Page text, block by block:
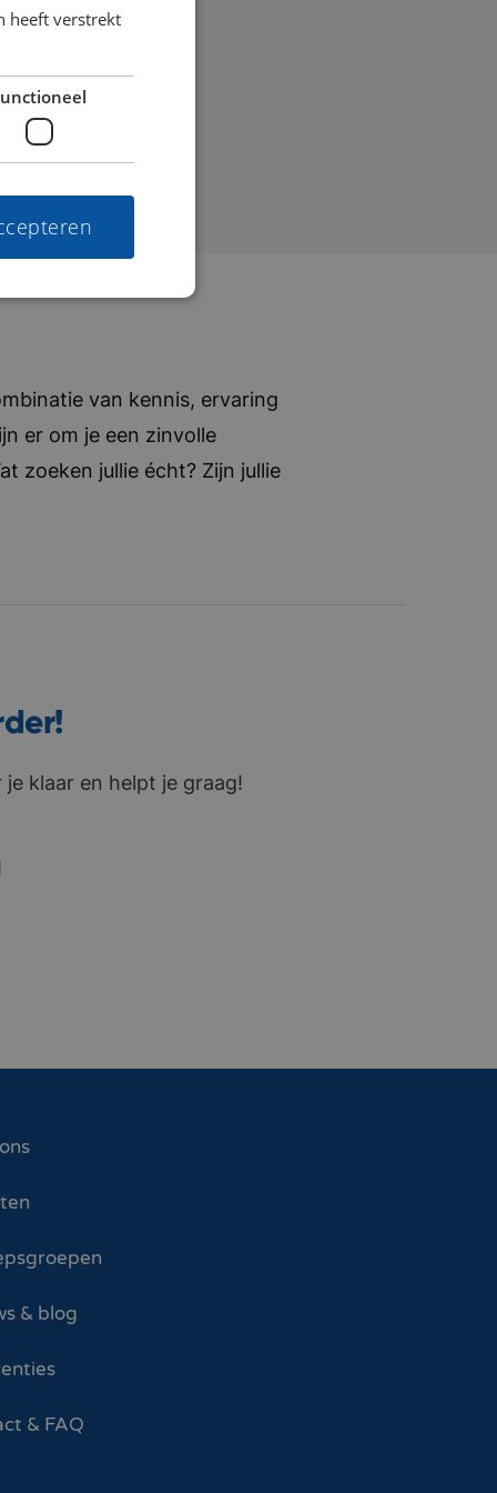
van kennis, ervaring
er om je een zinvolle
zoeken jullie écht? Zijn jullie
klaar en helpt je graag!
& blog
& FAQ
heeft verstrekt